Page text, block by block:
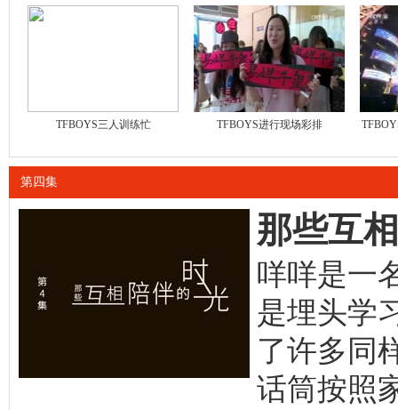
TFBOYS三人训练忙 TFBOYS进行现场彩排
第四集
那些互
咩咩是一
是埋头学
了许多同
话筒按照